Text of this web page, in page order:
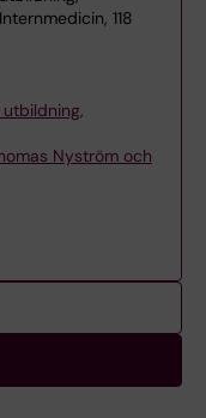
118
Nyström och